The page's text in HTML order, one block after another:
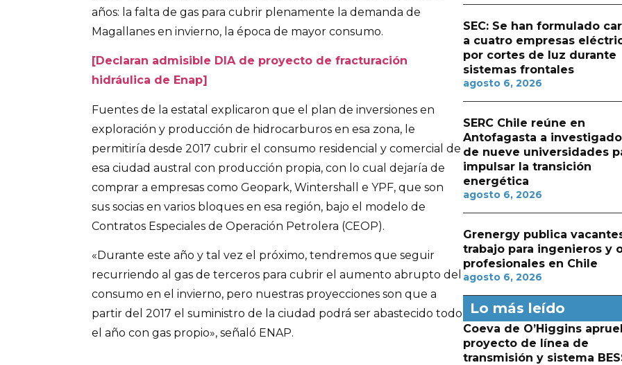
años: la falta de gas para cubrir plenamente la demanda de
Magallanes en invierno, la época de mayor consumo.
[Declaran admisible DIA de proyecto de fracturación
hidráulica de Enap]
Fuentes de la estatal explicaron que el plan de inversiones en
exploración y producción de hidrocarburos en esa zona, le
permitiría desde 2017 cubrir el consumo residencial y comercial de
esa ciudad austral con producción propia, con lo cual dejaría de
comprar a empresas como Geopark, Wintershall e YPF, que son
sus socias en varios bloques en esa región, bajo el modelo de
Contratos Especiales de Operación Petrolera (CEOP).
«Durante este año y tal vez el próximo, tendremos que seguir
recurriendo al gas de terceros para cubrir el aumento abrupto del
consumo en el invierno, pero nuestras proyecciones son que a
partir del 2017 el suministro de la ciudad podrá ser abastecido todo
el año con gas propio», señaló ENAP.
SEC: Se han formulado
a cuatro empresas
por cortes de luz durante
sistemas frontales
agosto 6, 2026
SERC Chile reúne en
Antofagasta a
de nueve universidades
impulsar la transición
energética
agosto 6, 2026
Grenergy publica
trabajo para ingenieros y
profesionales en Chile
agosto 6, 2026
Lo más leído
Coeva de O’Higgins
proyecto de línea de
transmisión y sistema